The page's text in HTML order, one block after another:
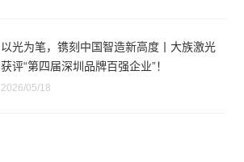
以光为笔，镌刻中国智造新高度丨大族激光
获评“第四届深圳品牌百强企业”！
2026/05/18